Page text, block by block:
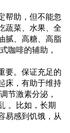
帮助，但不能忽
蔬菜、水果、全
腻、高糖、高脂
咖啡的辅助，
要。保证充足的
床，有助于维持
节激素分泌，
。比如，长期
易感到饥饿，从